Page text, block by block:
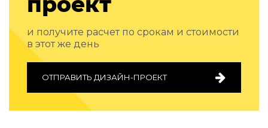
и получите расчет по срокам и стоимости
в этот же день
ОТПРАВИТЬ ДИЗАЙН-ПРОЕКТ